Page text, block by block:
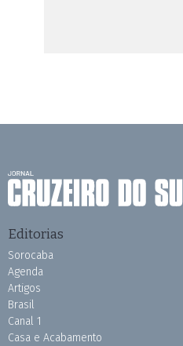
Editorias
Sorocaba
Agenda
Artigos
Brasil
Canal 1
Casa e Acabamento